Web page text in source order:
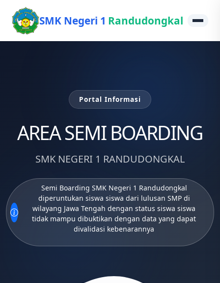
SMK Negeri 1 Randudongkal
Portal Informasi
AREA SEMI BOARDING
SMK NEGERI 1 RANDUDONGKAL
Semi Boarding SMK Negeri 1 Randudongkal
diperuntukan siswa siswa dari lulusan SMP di
wilayang Jawa Tengah dengan status siswa siswa
tidak mampu dibuktikan dengan data yang dapat
divalidasi kebenarannya